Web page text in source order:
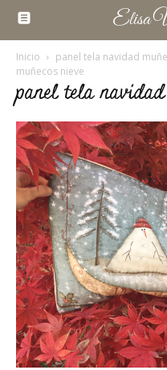
Elisa
Inicio panel tela navidad
muñecos nieve
panel tela